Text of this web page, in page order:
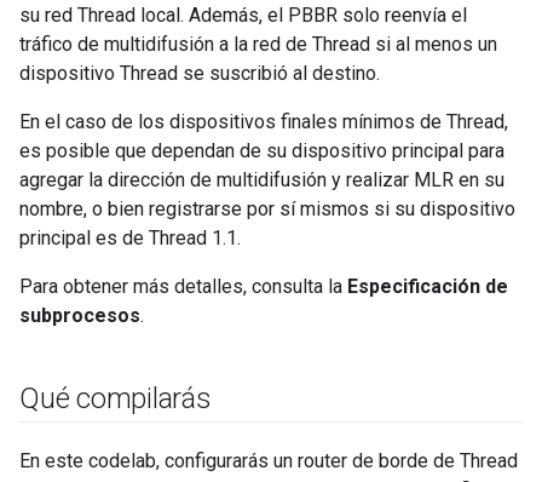
su red Thread local. Además, el PBBR solo reenvía el
tráfico de multidifusión a la red de Thread si al menos un
dispositivo Thread se suscribió al destino.
En el caso de los dispositivos finales mínimos de Thread,
es posible que dependan de su dispositivo principal para
agregar la dirección de multidifusión y realizar MLR en su
nombre, o bien registrarse por sí mismos si su dispositivo
principal es de Thread 1.1.
Para obtener más detalles, consulta la Especificación de
subprocesos.
Qué compilarás
En este codelab, configurarás un router de borde de Thread